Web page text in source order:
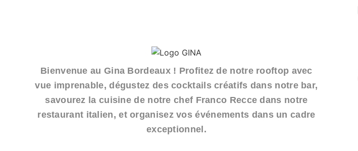
Bienvenue au Gina Bordeaux ! Profitez de notre rooftop avec
vue imprenable, dégustez des cocktails créatifs dans notre bar,
savourez la cuisine de notre chef Franco Recce dans notre
restaurant italien, et organisez vos événements dans un cadre
exceptionnel.